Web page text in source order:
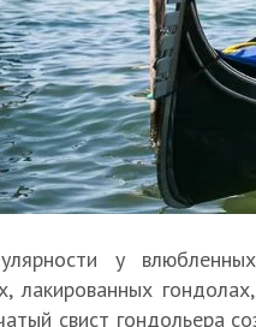
у
лакированных
свист гондольера